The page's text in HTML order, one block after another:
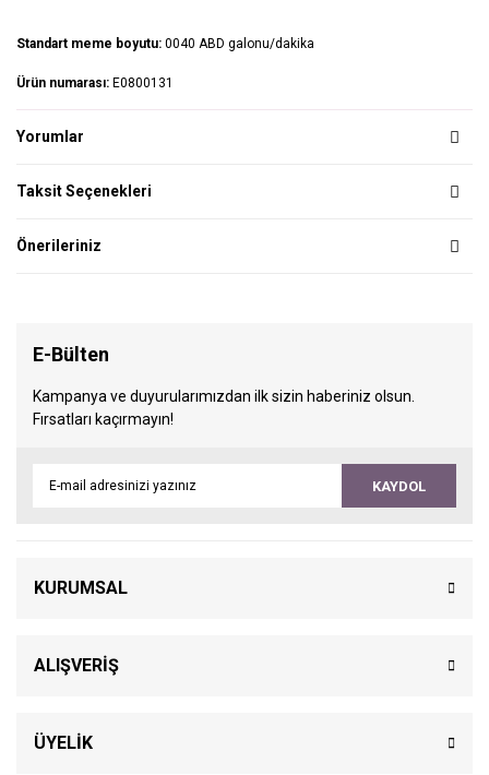
Standart meme boyutu: 0040 ABD galonu/dakika
Ürün numarası: E0800131
Yorumlar
Taksit Seçenekleri
Önerileriniz
E-Bülten
Kampanya ve duyurularımızdan ilk sizin haberiniz olsun.
Fırsatları kaçırmayın!
KAYDOL
KURUMSAL
ALIŞVERİŞ
ÜYELİK